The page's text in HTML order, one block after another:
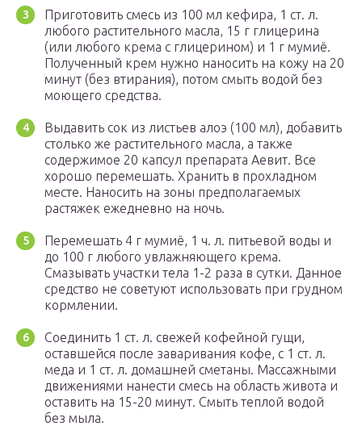
Приготовить смесь из 100 мл кефира, 1 ст. л.
любого растительного масла, 15 г глицерина
(или любого крема с глицерином) и 1 г мумиё.
Полученный крем нужно наносить на кожу на 20
минут (без втирания), потом смыть водой без
моющего средства.
Выдавить сок из листьев алоэ (100 мл), добавить
столько же растительного масла, а также
содержимое 20 капсул препарата Аевит. Все
хорошо перемешать. Хранить в прохладном
месте. Наносить на зоны предполагаемых
растяжек ежедневно на ночь.
Перемешать 4 г мумиё, 1 ч. л. питьевой воды и
до 100 г любого увлажняющего крема.
Смазывать участки тела 1-2 раза в сутки. Данное
средство не советуют использовать при грудном
кормлении.
Соединить 1 ст. л. свежей кофейной гущи,
оставшейся после заваривания кофе, с 1 ст. л.
меда и 1 ст. л. домашней сметаны. Массажными
движениями нанести смесь на область живота и
оставить на 15-20 минут. Смыть теплой водой
без мыла.